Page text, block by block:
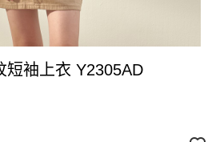
短袖上衣 Y2305AD